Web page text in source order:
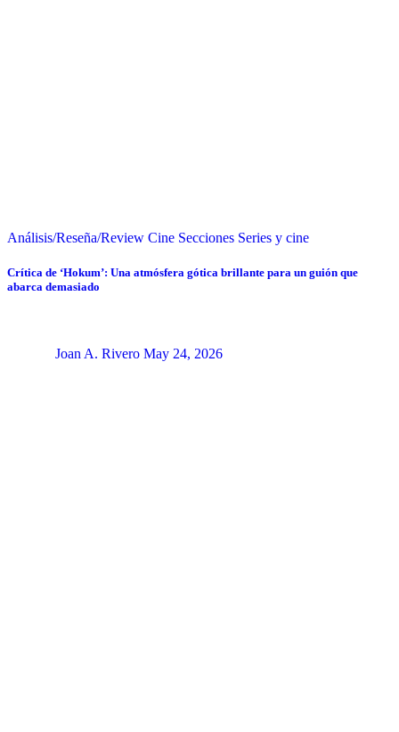
Análisis/Reseña/Review Cine Secciones Series y cine
Crítica de ‘Hokum’: Una atmósfera gótica brillante para un guión que
abarca demasiado
Joan A. Rivero May 24, 2026